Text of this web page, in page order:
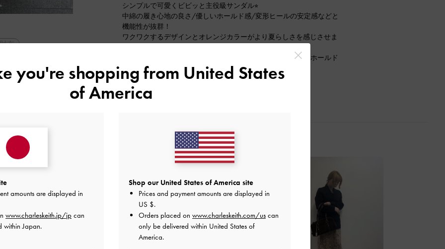
布
旅行
シンプルで可愛くビビッと主役級サンダル⭐︎
中綿の履き心地の良さ/優しいホールド感/変形ヒールの安定感などと
機能性が抜群！
ワクワクするデザインとオレンジカラーがより夏らしさを感じさせま
普段サンダルは35／22.5cmですが、肉厚の中綿がしっかりとホールド
してくれるため36/23cmがジャストでした◎
2024-06-28 にアップロード
you're shopping from United States
of America
amounts are displayed in
www.charleskeith.jp/jp can
within Japan.
Shop our United States of America site
Prices and payment amounts are displayed in
US $.
Orders placed on www.charleskeith.com/us can
only be delivered within United States of
America.